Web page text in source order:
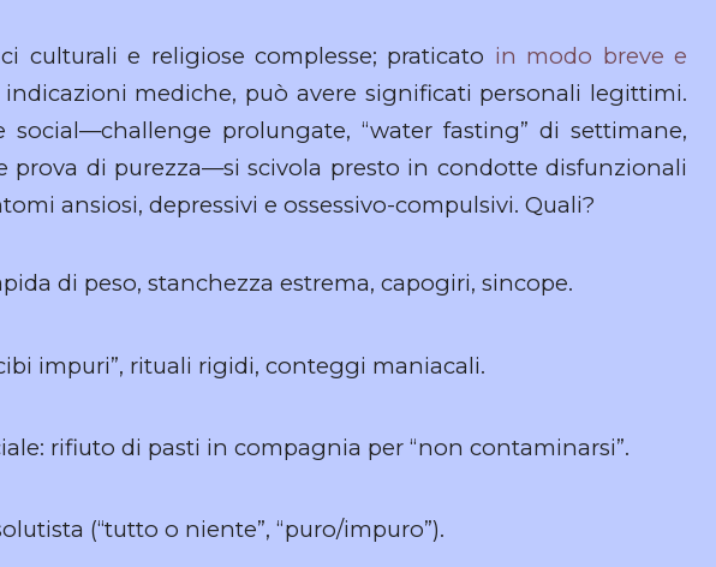
culturali e religiose complesse; praticato in modo breve e
indicazioni mediche, può avere significati personali legittimi.
social—challenge prolungate, “water fasting” di settimane,
prova di purezza—si scivola presto in condotte disfunzionali
ansiosi, depressivi e ossessivo-compulsivi. Quali?
di peso, stanchezza estrema, capogiri, sincope.
impuri”, rituali rigidi, conteggi maniacali.
rifiuto di pasti in compagnia per “non contaminarsi”.
(“tutto o niente”, “puro/impuro”).